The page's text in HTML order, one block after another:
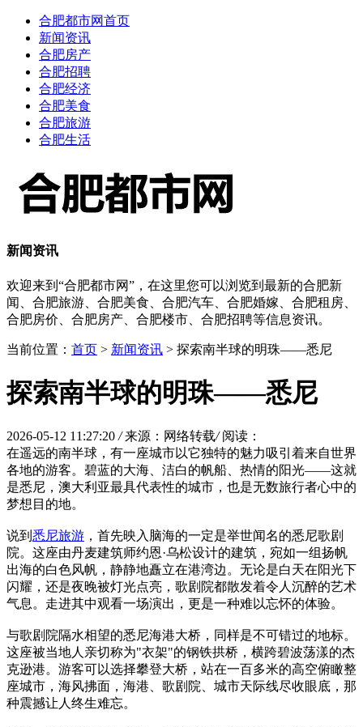
合肥都市网首页
新闻资讯
合肥房产
合肥招聘
合肥经济
合肥美食
合肥旅游
合肥生活
新闻资讯
欢迎来到“合肥都市网”，在这里您可以浏览到最新的合肥新
闻、合肥旅游、合肥美食、合肥汽车、合肥婚嫁、合肥租房、
合肥房价、合肥房产、合肥楼市、合肥招聘等信息资讯。
当前位置： 首页 > 新闻资讯 > 探索南半球的明珠——悉尼
探索南半球的明珠——悉尼
2026-05-12 11:27:20/ 来源：网络转载/ 阅读：
在遥远的南半球，有一座城市以它独特的魅力吸引着来自世界
各地的游客。碧蓝的大海、洁白的帆船、热情的阳光——这就
是悉尼，澳大利亚最具代表性的城市，也是无数旅行者心中的
梦想目的地。
说到 悉尼旅游 ，首先映入脑海的一定是举世闻名的悉尼歌剧
院。这座由丹麦建筑师约恩·乌松设计的建筑，宛如一组扬帆
出海的白色风帆，静静地矗立在港湾边。无论是白天在阳光下
闪耀，还是夜晚被灯光点亮，歌剧院都散发着令人沉醉的艺术
气息。走进其中观看一场演出，更是一种难以忘怀的体验。
与歌剧院隔水相望的悉尼海港大桥，同样是不可错过的地标。
这座被当地人亲切称为"衣架"的钢铁拱桥，横跨碧波荡漾的杰
克逊港。游客可以选择攀登大桥，站在一百多米的高空俯瞰整
座城市，海风拂面，海港、歌剧院、城市天际线尽收眼底，那
种震撼让人终生难忘。